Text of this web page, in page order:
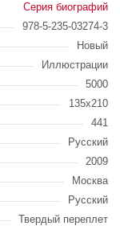
Серия биографий
978-5-235-03274-3
Новый
Иллюстрации
5000
135х210
441
Русский
2009
Москва
Русский
Твердый переплет